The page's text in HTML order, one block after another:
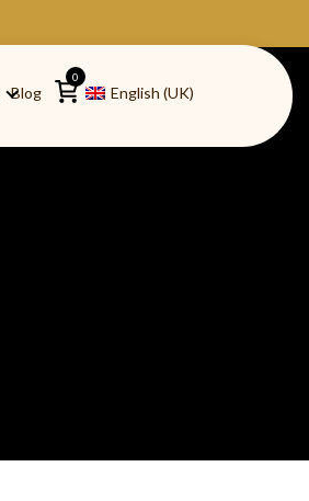
Blog
0
English (UK)